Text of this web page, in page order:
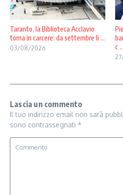
Taranto, la Biblioteca Acclavio
torna in carcere: da settembre li ...
03/08/2026
c ...
Lascia un commento
Il tuo indirizzo email non sarà
sono contrassegnati *